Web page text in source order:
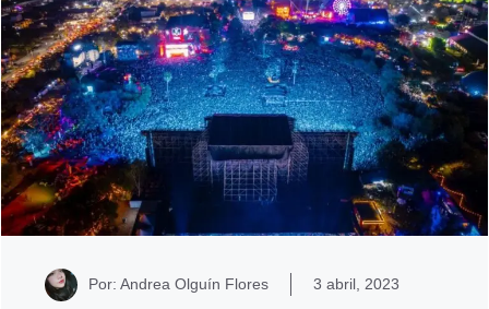
Por: Andrea Olguín Flores 3 abril, 2023